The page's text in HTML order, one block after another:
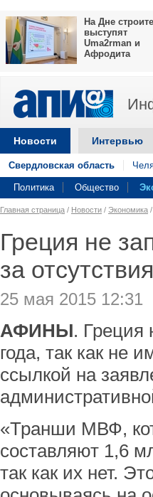
На Дне
выступят
Uma2rman и
Афродита
Новости Интервью
Свердловская область
Политика Общество
Главная страница / Новости / Экономика /
Греция не
за
25 мая 2015 12:31
АФИНЫ. Греция
года, так как не
ссылкой на
«Транши МВФ,
составляют 1,6
так как их нет.